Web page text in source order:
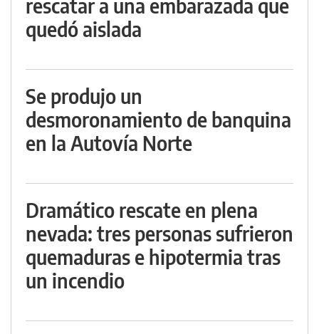
rescatar a una embarazada que
quedó aislada
Se produjo un
desmoronamiento de banquina
en la Autovía Norte
Dramático rescate en plena
nevada: tres personas sufrieron
quemaduras e hipotermia tras
un incendio